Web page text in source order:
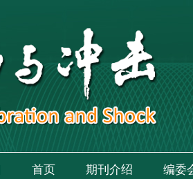
首页 期刊介绍 编委